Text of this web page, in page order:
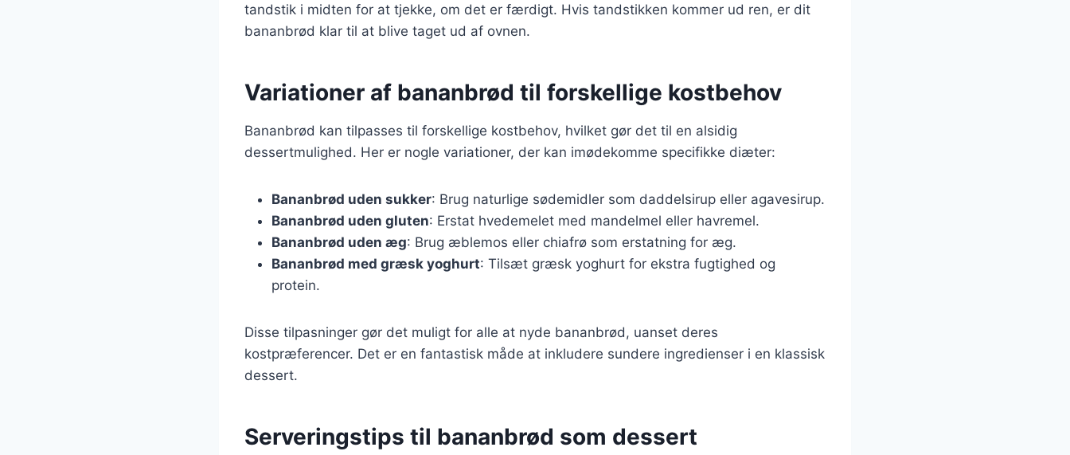
tandstik i midten for at tjekke, om det er færdigt. Hvis tandstikken kommer ud ren, er dit
bananbrød klar til at blive taget ud af ovnen.
Variationer af bananbrød til forskellige kostbehov
Bananbrød kan tilpasses til forskellige kostbehov, hvilket gør det til en alsidig
dessertmulighed. Her er nogle variationer, der kan imødekomme specifikke diæter:
Bananbrød uden sukker: Brug naturlige sødemidler som daddelsirup eller agavesirup.
Bananbrød uden gluten: Erstat hvedemelet med mandelmel eller havremel.
Bananbrød uden æg: Brug æblemos eller chiafrø som erstatning for æg.
Bananbrød med græsk yoghurt: Tilsæt græsk yoghurt for ekstra fugtighed og
protein.
Disse tilpasninger gør det muligt for alle at nyde bananbrød, uanset deres
kostpræferencer. Det er en fantastisk måde at inkludere sundere ingredienser i en klassisk
dessert.
Serveringstips til bananbrød som dessert